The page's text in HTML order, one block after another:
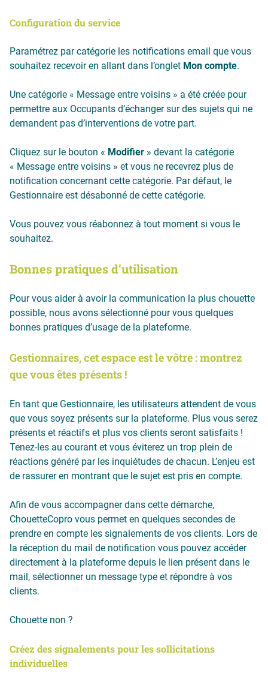
Configuration du service
Paramétrez par catégorie les notifications email que vous
souhaitez recevoir en allant dans l’onglet Mon compte.
Une catégorie « Message entre voisins » a été créée pour
permettre aux Occupants d’échanger sur des sujets qui ne
demandent pas d’interventions de votre part.
Cliquez sur le bouton « Modifier » devant la catégorie
« Message entre voisins » et vous ne recevrez plus de
notification concernant cette catégorie. Par défaut, le
Gestionnaire est désabonné de cette catégorie.
Vous pouvez vous réabonnez à tout moment si vous le
souhaitez.
Bonnes pratiques d’utilisation
Pour vous aider à avoir la communication la plus chouette
possible, nous avons sélectionné pour vous quelques
bonnes pratiques d’usage de la plateforme.
Gestionnaires, cet espace est le vôtre : montrez
que vous êtes présents !
En tant que Gestionnaire, les utilisateurs attendent de vous
que vous soyez présents sur la plateforme. Plus vous serez
présents et réactifs et plus vos clients seront satisfaits !
Tenez-les au courant et vous éviterez un trop plein de
réactions généré par les inquiétudes de chacun. L’enjeu est
de rassurer en montrant que le sujet est pris en compte.
Afin de vous accompagner dans cette démarche,
ChouetteCopro vous permet en quelques secondes de
prendre en compte les signalements de vos clients. Lors de
la réception du mail de notification vous pouvez accéder
directement à la plateforme depuis le lien présent dans le
mail, sélectionner un message type et répondre à vos
clients.
Chouette non ?
Créez des signalements pour les sollicitations
individuelles